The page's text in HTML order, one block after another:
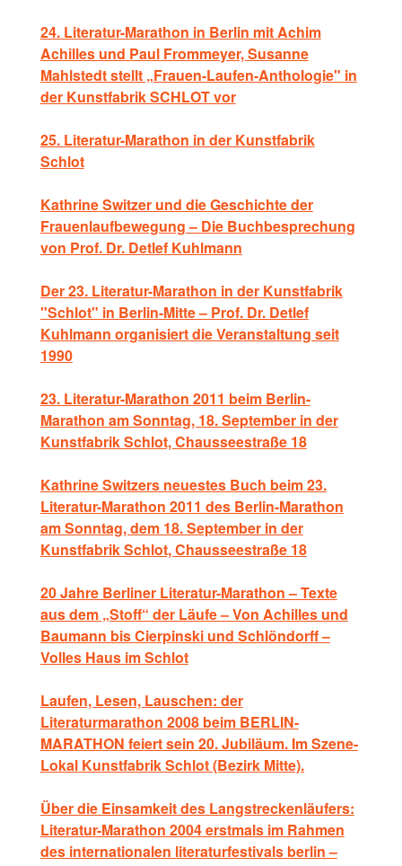
24. Literatur-Marathon in Berlin mit Achim
Achilles und Paul Frommeyer, Susanne
Mahlstedt stellt „Frauen-Laufen-Anthologie" in
der Kunstfabrik SCHLOT vor
25. Literatur-Marathon in der Kunstfabrik
Schlot
Kathrine Switzer und die Geschichte der
Frauenlaufbewegung – Die Buchbesprechung
von Prof. Dr. Detlef Kuhlmann
Der 23. Literatur-Marathon in der Kunstfabrik
"Schlot" in Berlin-Mitte – Prof. Dr. Detlef
Kuhlmann organisiert die Veranstaltung seit
1990
23. Literatur-Marathon 2011 beim Berlin-
Marathon am Sonntag, 18. September in der
Kunstfabrik Schlot, Chausseestraße 18
Kathrine Switzers neuestes Buch beim 23.
Literatur-Marathon 2011 des Berlin-Marathon
am Sonntag, dem 18. September in der
Kunstfabrik Schlot, Chausseestraße 18
20 Jahre Berliner Literatur-Marathon – Texte
aus dem „Stoff“ der Läufe – Von Achilles und
Baumann bis Cierpinski und Schlöndorff –
Volles Haus im Schlot
Laufen, Lesen, Lauschen: der
Literaturmarathon 2008 beim BERLIN-
MARATHON feiert sein 20. Jubiläum. Im Szene-
Lokal Kunstfabrik Schlot (Bezirk Mitte).
Über die Einsamkeit des Langstreckenläufers:
Literatur-Marathon 2004 erstmals im Rahmen
des internationalen literaturfestivals berlin –